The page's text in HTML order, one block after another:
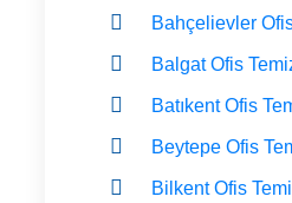
Bahçelievler
Balgat Ofis
Batıkent Ofis
Beytepe Ofis
Bilkent Ofis